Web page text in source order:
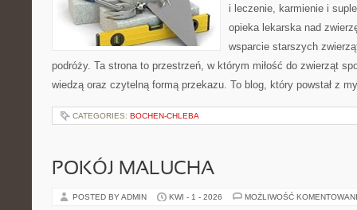
i leczenie, karmienie i
opieka lekarska nad
wsparcie starszych
podróży. Ta strona to przestrzeń, w którym miłość do zwierząt
wiedzą oraz czytelną formą przekazu. To blog, który powstał z
CATEGORIES: BOCHEN-CHLEBA
POKÓJ MALUCHA
POSTED BY ADMIN KWI - 1 - 2026 MOŻLIWOŚĆ